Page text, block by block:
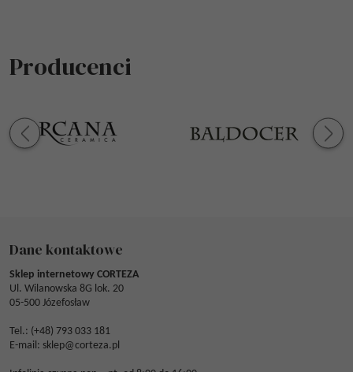
Producenci
Dane kontaktowe
Sklep internetowy CORTEZA
Ul. Wilanowska 8G lok. 20
05-500 Józefosław
Tel.: (+48) 793 033 181
E-mail: sklep@corteza.pl